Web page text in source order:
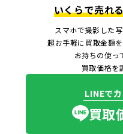
いくらで売れ
スマホで撮影した
超お手軽に買取金額
お持ちの使っ
買取価格を
LINEで
買取